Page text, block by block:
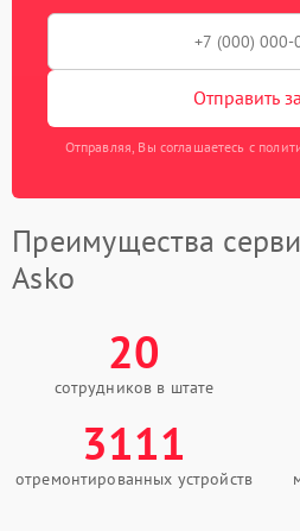
Отправить
Отправляя, Вы соглашаетесь с
Преимущества
Asko
20
сотрудников в штате
3111
отремонтированных устройств